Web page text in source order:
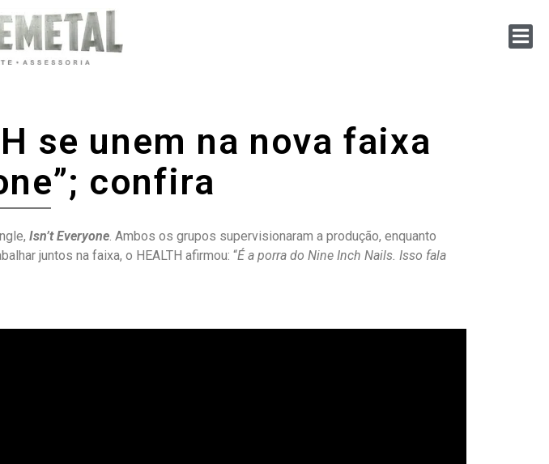
se unem na nova faixa
confira
Isn’t Everyone. Ambos os grupos supervisionaram a produção, enquanto
juntos na faixa, o HEALTH afirmou: “É a porra do Nine Inch Nails. Isso fala